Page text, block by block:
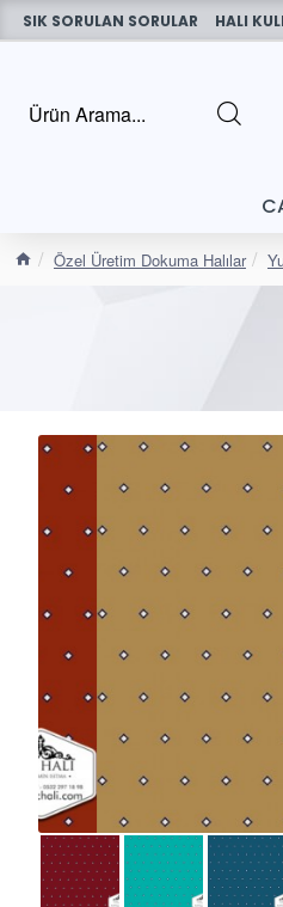
SIK SORULAN SORULAR HALI
Özel Üretim Dokuma Halılar